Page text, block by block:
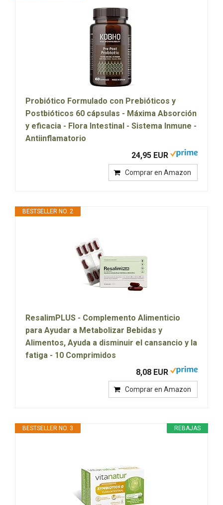
Probiótico Formulado con Prebióticos y
Postbióticos 60 cápsulas - Máxima Absorción
y eficacia - Flora Intestinal - Sistema Inmune -
Antiinflamatorio
24,95 EUR
Comprar en Amazon
BESTSELLER NO. 2
ResalimPLUS - Complemento Alimenticio
para Ayudar a Metabolizar Bebidas y
Alimentos, Ayuda a disminuir el cansancio y la
fatiga - 10 Comprimidos
8,08 EUR
Comprar en Amazon
REBAJAS
BESTSELLER NO. 3